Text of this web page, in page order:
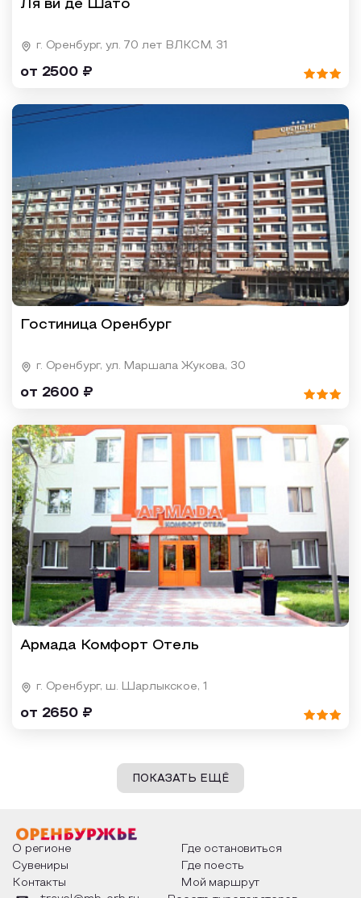
Ля ви де Шато
г. Оренбург, ул. 70 лет ВЛКСМ, 31
от 2500 ₽
Гостиница Оренбург
г. Оренбург, ул. Маршала Жукова, 30
от 2600 ₽
Армада Комфорт Отель
г. Оренбург, ш. Шарлыкское, 1
от 2650 ₽
ПОКАЗАТЬ ЕЩЁ
О регионе
Где остановиться
Сувениры
Где поесть
Контакты
Мой маршрут